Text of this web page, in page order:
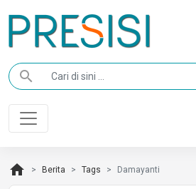
search
home Berita Tags Damayanti